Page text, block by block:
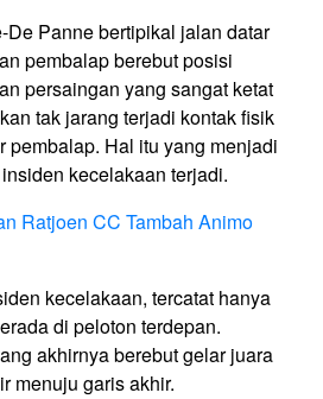
De Panne bertipikal jalan datar
pembalap berebut posisi
persaingan yang sangat ketat
tak jarang terjadi kontak fisik
pembalap. Hal itu yang menjadi
kecelakaan terjadi.
Ratjoen CC Tambah Animo
kecelakaan, tercatat hanya
di peloton terdepan.
akhirnya berebut gelar juara
menuju garis akhir.